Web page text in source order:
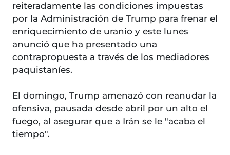
reiteradamente las condiciones impuestas
por la Administración de Trump para frenar el
enriquecimiento de uranio y este lunes
anunció que ha presentado una
contrapropuesta a través de los mediadores
paquistaníes.
El domingo, Trump amenazó con reanudar la
ofensiva, pausada desde abril por un alto el
fuego, al asegurar que a Irán se le "acaba el
tiempo".